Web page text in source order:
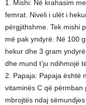
1. Mishi: Në krahasim
femrat. Niveli i ulët i
përgjithshme. Tek mishi
më pak yndyrë. Në 100
hekur dhe 3 gram
dhe mund t’ju ndihmojë
2. Papaja: Papaja është
vitaminës C që përmban
mbrojtës ndaj